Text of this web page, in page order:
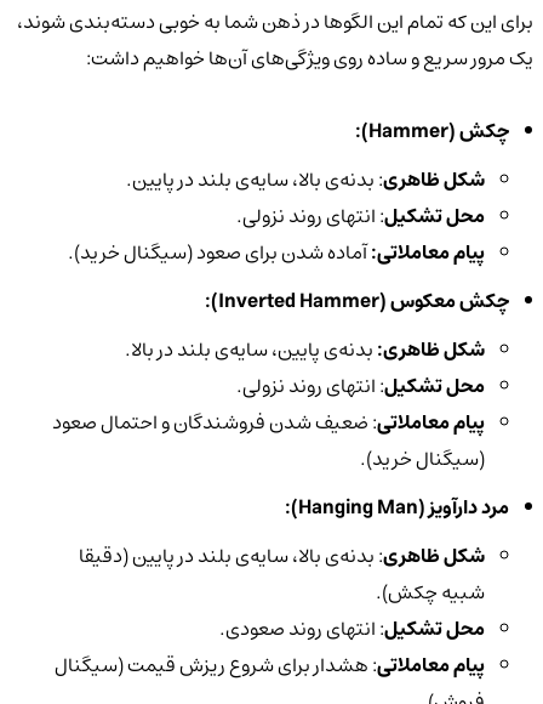
برای این که تمام این الگوها در ذهن شما به خوبی دسته‌بندی شوند،
یک مرور سریع و ساده روی ویژگی‌های آن‌ها خواهیم داشت:
چکش (Hammer
):
شکل ظاهری: بدنه‌ی بالا، سایه‌ی بلند در پایین.
محل تشکیل: انتهای روند نزولی.
پیام معاملاتی:آماده شدن برای صعود (سیگنال خرید).
چکش معکوس (Inverted Hammer
):
شکل ظاهری:بدنه‌ی پایین، سایه‌ی بلند در بالا.
محل تشکیل: انتهای روند نزولی.
پیام معاملاتی: ضعیف شدن فروشندگان و احتمال صعود
(سیگنال خرید).
مرد دارآویز (Hanging Man
):
شکل ظاهری: بدنه‌ی بالا، سایه‌ی بلند در پایین (دقیقا
شبیه چکش).
محل تشکیل: انتهای روند صعودی.
پیام معاملاتی: هشدار برای شروع ریزش قیمت (سیگنال